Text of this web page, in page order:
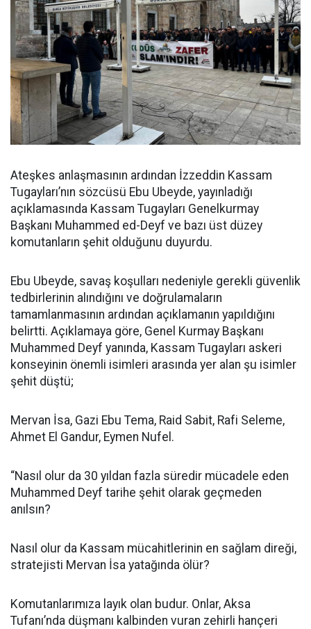
Ateşkes anlaşmasının ardından İzzeddin Kassam
Tugayları’nın sözcüsü Ebu Ubeyde, yayınladığı
açıklamasında Kassam Tugayları Genelkurmay
Başkanı Muhammed ed-Deyf ve bazı üst düzey
komutanların şehit olduğunu duyurdu.
Ebu Ubeyde, savaş koşulları nedeniyle gerekli güvenlik
tedbirlerinin alındığını ve doğrulamaların
tamamlanmasının ardından açıklamanın yapıldığını
belirtti. Açıklamaya göre, Genel Kurmay Başkanı
Muhammed Deyf yanında, Kassam Tugayları askeri
konseyinin önemli isimleri arasında yer alan şu isimler
şehit düştü;
Mervan İsa, Gazi Ebu Tema, Raid Sabit, Rafi Seleme,
Ahmet El Gandur, Eymen Nufel.
“Nasıl olur da 30 yıldan fazla süredir mücadele eden
Muhammed Deyf tarihe şehit olarak geçmeden
anılsın?
Nasıl olur da Kassam mücahitlerinin en sağlam direği,
stratejisti Mervan İsa yatağında ölür?
Komutanlarımıza layık olan budur. Onlar, Aksa
Tufanı’nda düşmanı kalbinden vuran zehirli hançeri